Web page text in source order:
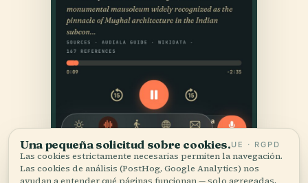
Una pequeña solicitud sobre cookies.UE · RGPD
Las cookies estrictamente necesarias permiten la navegación.
Las cookies de análisis (PostHog, Google Analytics) nos
ayudan a entender qué páginas funcionan — solo agregadas,